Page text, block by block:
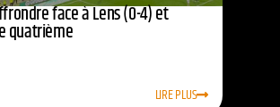
face à Lens (0-4) et
quatrième
LIRE PLUS